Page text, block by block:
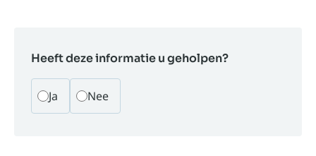
Heeft deze informatie u geholpen?
Ja Nee